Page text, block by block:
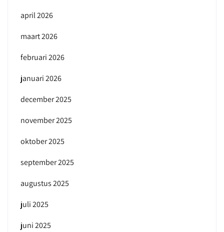
april 2026
maart 2026
februari 2026
januari 2026
december 2025
november 2025
oktober 2025
september 2025
augustus 2025
juli 2025
juni 2025